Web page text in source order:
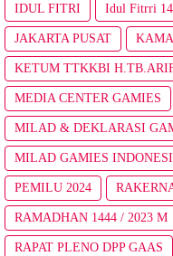
IDUL FITRI Idul Fitrri
JAKARTA PUSAT
KETUM TTKKBI
MEDIA CENTER GAMIES
MILAD & DEKLARASI
MILAD GAMIES
PEMILU 2024
RAMADHAN 1444 / 2023 M
RAPAT PLENO DPP GAAS